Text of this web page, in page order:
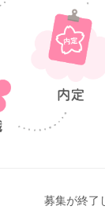
募集が終了